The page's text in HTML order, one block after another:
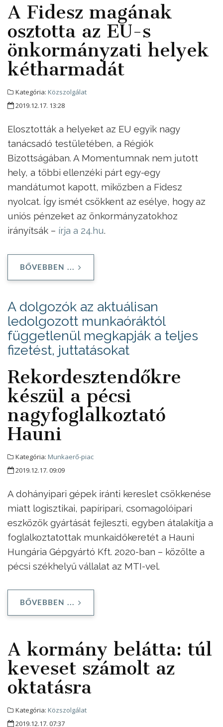
A Fidesz magának
osztotta az EU-s
önkormányzati helyek
kétharmadát
Kategória: Közszolgálat
2019.12.17. 13:28
Elosztották a helyeket az EU egyik nagy
tanácsadó testületében, a Régiók
Bizottságában. A Momentumnak nem jutott
hely, a többi ellenzéki párt egy-egy
mandátumot kapott, miközben a Fidesz
nyolcat. Így ismét csökkent az esélye, hogy az
uniós pénzeket az önkormányzatokhoz
irányítsák – írja a 24.hu.
BŐVEBBEN ...
A dolgozók az aktuálisan
ledolgozott munkaóráktól
függetlenül megkapják a teljes
fizetést, juttatásokat
Rekordesztendőkre
készül a pécsi
nagyfoglalkoztató
Hauni
Kategória: Munkaerő-piac
2019.12.17. 09:09
A dohányipari gépek iránti kereslet csökkenése
miatt logisztikai, papíripari, csomagolóipari
eszközök gyártását fejleszti, egyben átalakítja a
foglalkoztatottak munkaidőkeretét a Hauni
Hungária Gépgyártó Kft. 2020-ban – közölte a
pécsi székhelyű vállalat az MTI-vel.
BŐVEBBEN ...
A kormány belátta: túl
keveset számolt az
oktatásra
Kategória: Közszolgálat
2019.12.17. 07:37